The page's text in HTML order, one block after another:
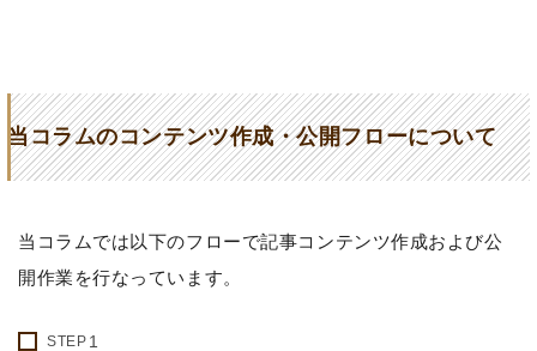
当コラムのコンテンツ作成・公開フローについて
当コラムでは以下のフローで記事コンテンツ作成および公
開作業を行なっています。
STEP